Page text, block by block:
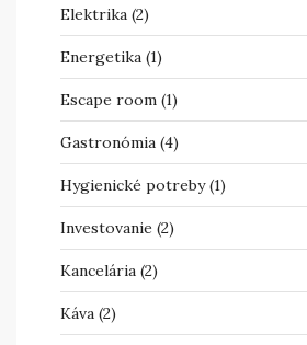
Elektrika (2)
Energetika (1)
Escape room (1)
Gastronómia (4)
Hygienické potreby(1)
Investovanie (2)
Kancelária (2)
Káva (2)